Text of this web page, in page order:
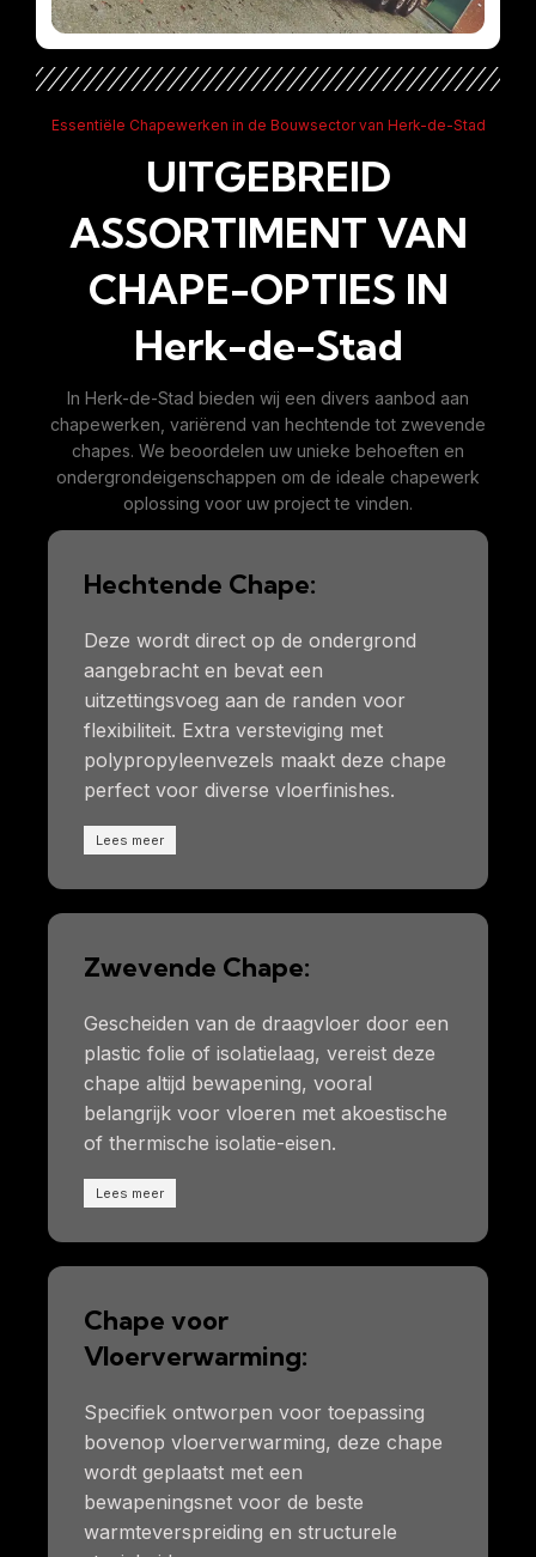
Essentiële Chapewerken in de Bouwsector van Herk-de-Stad
UITGEBREID
ASSORTIMENT VAN
CHAPE-OPTIES IN
Herk-de-Stad
In Herk-de-Stad bieden wij een divers aanbod aan
chapewerken, variërend van hechtende tot zwevende
chapes. We beoordelen uw unieke behoeften en
ondergrondeigenschappen om de ideale chapewerk
oplossing voor uw project te vinden.
Hechtende Chape:
Deze wordt direct op de ondergrond
aangebracht en bevat een
uitzettingsvoeg aan de randen voor
flexibiliteit. Extra versteviging met
polypropyleenvezels maakt deze chape
perfect voor diverse vloerfinishes.
Lees meer
Zwevende Chape:
Gescheiden van de draagvloer door een
plastic folie of isolatielaag, vereist deze
chape altijd bewapening, vooral
belangrijk voor vloeren met akoestische
of thermische isolatie-eisen.
Lees meer
Chape voor
Vloerverwarming:
Specifiek ontworpen voor toepassing
bovenop vloerverwarming, deze chape
wordt geplaatst met een
bewapeningsnet voor de beste
warmteverspreiding en structurele